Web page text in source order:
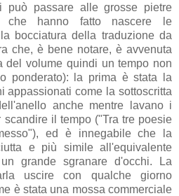
può passare alle grosse pietre
che hanno fatto nascere le
bocciatura della traduzione da
che, è bene notare, è avvenuta
del volume quindi un tempo non
ponderato): la prima è stata la
appassionati come la sottoscritta
anche mentre lavano i
il tempo ("Tra tre poesie
ed è innegabile che la
e più simile all'equivalente
grande sgranare d'occhi. La
uscire con qualche giorno
è stata una mossa commerciale